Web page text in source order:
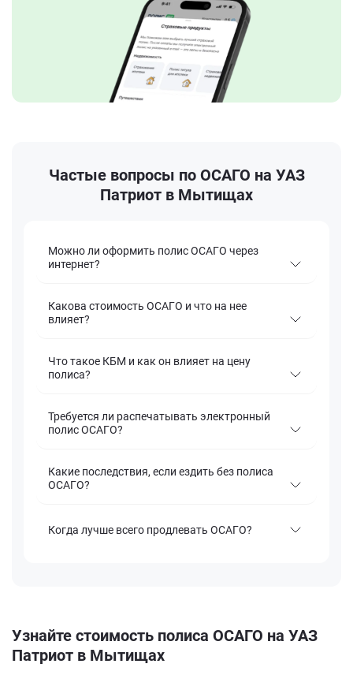
Частые вопросы по ОСАГО на УАЗ
Патриот в Мытищах
Можно ли оформить полис ОСАГО через
интернет?
Какова стоимость ОСАГО и что на нее
влияет?
Что такое КБМ и как он влияет на цену
полиса?
Требуется ли распечатывать электронный
полис ОСАГО?
Какие последствия, если ездить без полиса
ОСАГО?
Когда лучше всего продлевать ОСАГО?
Узнайте стоимость полиса ОСАГО на УАЗ
Патриот в Мытищах